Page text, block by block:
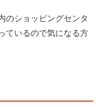
のショッピングセンタ
ているので気になる方